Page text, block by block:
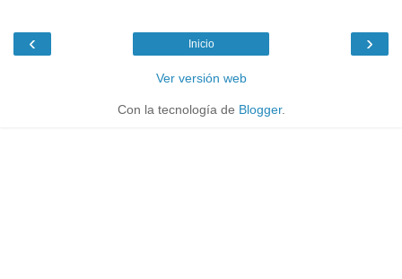
‹ ›
Inicio
Ver versión web
Con la tecnología de Blogger.